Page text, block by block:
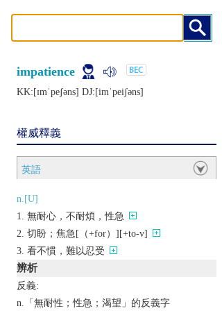
impatience
KK:[ɪmˈpеʃǝns] DJ:[imˈpеiʃǝns]
權威釋義
英語
n.[U]
無耐心，不耐煩，性急
切盼；焦急[（+for）][+to-v]
看不慣，難以忍受
辨析
反義:
n.「無耐性；性急；渴望」的反義字